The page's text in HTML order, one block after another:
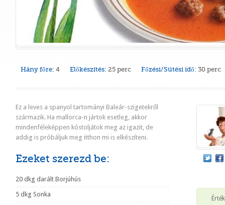
Hány főre: 4 Előkészítés: 25 perc Főzési/Sütési idő: 30 perc
Ez a leves a spanyol tartományi Baleár-szigetekről
származik. Ha mallorca-n jártok esetleg, akkor
mindenféleképpen kóstoljátok meg az igazit, de
addig is próbáljuk meg itthon mi is elkészíteni.
Ezeket szerezd be:
20 dkg darált Borjúhús
5 dkg Sonka